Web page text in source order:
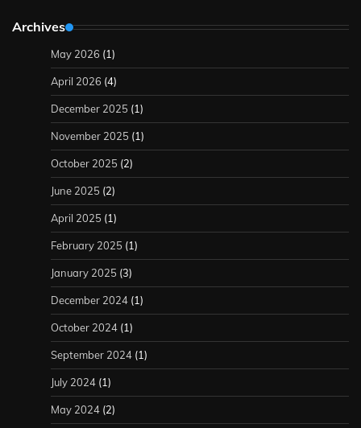
Archives
May 2026 (1)
April 2026 (4)
December 2025 (1)
November 2025 (1)
October 2025 (2)
June 2025 (2)
April 2025 (1)
February 2025 (1)
January 2025 (3)
December 2024 (1)
October 2024 (1)
September 2024 (1)
July 2024 (1)
May 2024 (2)